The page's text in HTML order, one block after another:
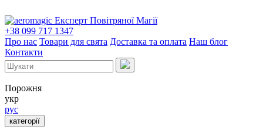
Експерт Повітряної Магії
+38 099 717 1347
Про нас Товари для свята Доставка та оплата Наш блог
Контакти
Порожня
укр
рус
категорії